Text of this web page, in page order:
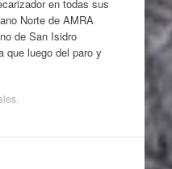
en todas sus
Norte de AMRA
de San Isidro
que luego del paro y
.